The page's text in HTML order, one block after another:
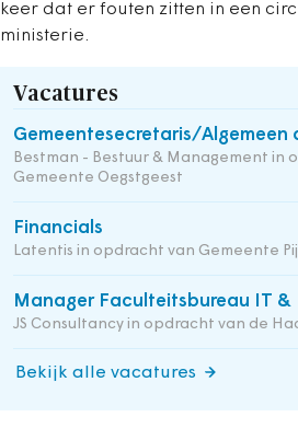
keer dat er fouten zitten in een
ministerie.
Vacatures
Gemeentesecretaris/Algemeen
Bestman - Bestuur & Management in
Gemeente Oegstgeest
Financials
Latentis in opdracht van Gemeente
Manager Faculteitsbureau IT &
JS Consultancy in opdracht van de
Bekijk alle vacatures